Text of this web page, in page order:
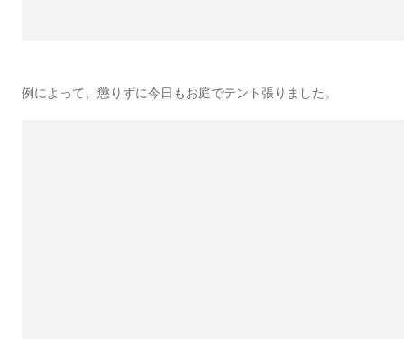
例によって、懲りずに今日もお庭でテント張りました。